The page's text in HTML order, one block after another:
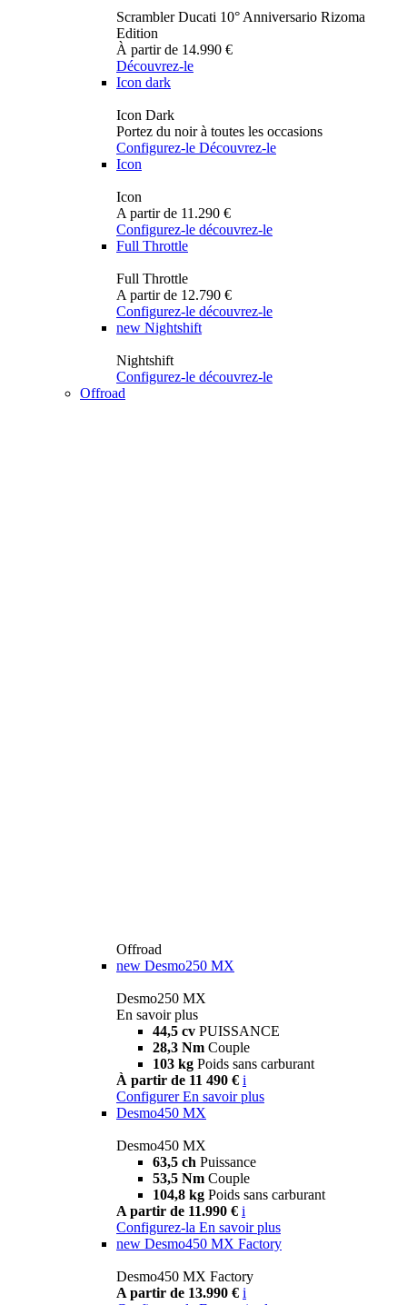
Scrambler Ducati 10° Anniversario Rizoma
Edition
À partir de 14.990 €
Découvrez-le
Icon dark
Icon Dark
Portez du noir à toutes les occasions
Configurez-le Découvrez-le
Icon
Icon
A partir de 11.290 €
Configurez-le découvrez-le
Full Throttle
Full Throttle
A partir de 12.790 €
Configurez-le découvrez-le
new Nightshift
Nightshift
Configurez-le découvrez-le
Offroad
Offroad
new Desmo250 MX
Desmo250 MX
En savoir plus
44,5 cv PUISSANCE
28,3 Nm Couple
103 kg Poids sans carburant
À partir de 11 490 € i
Configurer En savoir plus
Desmo450 MX
Desmo450 MX
63,5 ch Puissance
53,5 Nm Couple
104,8 kg Poids sans carburant
A partir de 11.990 € i
Configurez-la En savoir plus
new Desmo450 MX Factory
Desmo450 MX Factory
A partir de 13.990 € i